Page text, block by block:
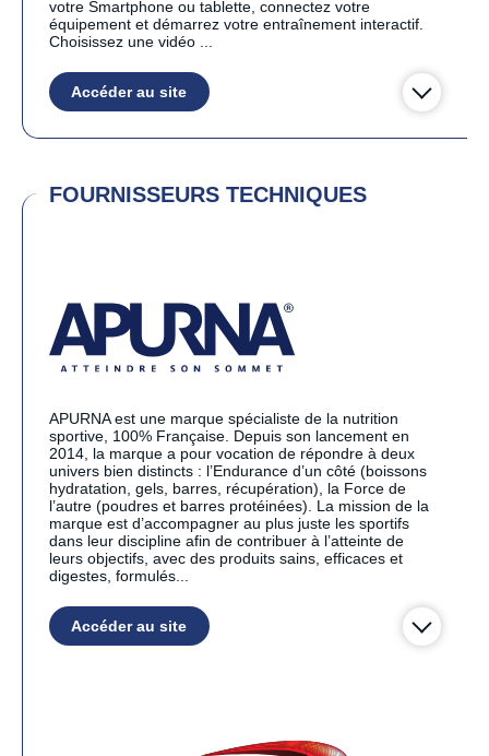
votre Smartphone ou tablette, connectez votre
équipement et démarrez votre entraînement interactif.
Choisissez une vidéo ...
Accéder au site
FOURNISSEURS TECHNIQUES
APURNA est une marque spécialiste de la nutrition
sportive, 100% Française. Depuis son lancement en
2014, la marque a pour vocation de répondre à deux
univers bien distincts : l’Endurance d’un côté (boissons
hydratation, gels, barres, récupération), la Force de
l’autre (poudres et barres protéinées). La mission de la
marque est d’accompagner au plus juste les sportifs
dans leur discipline afin de contribuer à l’atteinte de
leurs objectifs, avec des produits sains, efficaces et
digestes, formulés...
Accéder au site